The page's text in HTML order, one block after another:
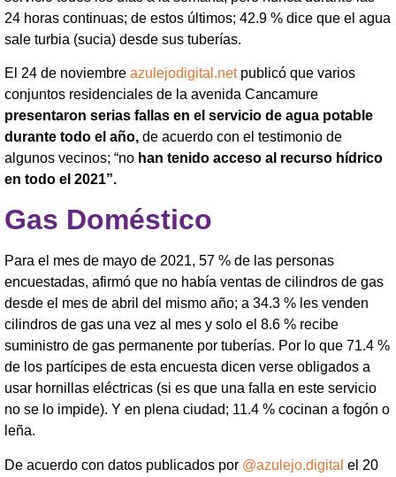
24 horas continuas; de estos últimos; 42.9 % dice que el agua
sale turbia (sucia) desde sus tuberías.
El 24 de noviembre azulejodigital.netpublicó que varios
conjuntos residenciales de la avenida Cancamure
presentaron serias fallas en el servicio de agua potable
durante todo el año, de acuerdo con el testimonio de
algunos vecinos; “no han tenido acceso al recurso hídrico
en todo el 2021”.
Gas Doméstico
Para el mes de mayo de 2021, 57 % de las personas
encuestadas, afirmó que no había ventas de cilindros de gas
desde el mes de abril del mismo año; a 34.3 % les venden
cilindros de gas una vez al mes y solo el 8.6 % recibe
suministro de gas permanente por tuberías. Por lo que 71.4 %
de los partícipes de esta encuesta dicen verse obligados a
usar hornillas eléctricas (si es que una falla en este servicio
no se lo impide). Y en plena ciudad; 11.4 % cocinan a fogón o
leña.
De acuerdo con datos publicados por @azulejo.digital el 20